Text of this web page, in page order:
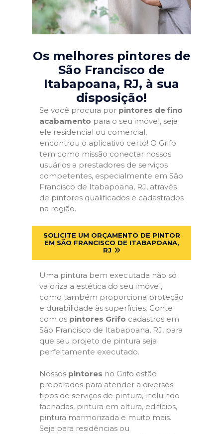
Os melhores pintores de
São Francisco de
Itabapoana, RJ, à sua
disposição!
Se você procura por pintores de fino
acabamento para o seu imóvel, seja
ele residencial ou comercial,
encontrou o aplicativo certo! O Grifo
tem como missão conectar nossos
usuários a prestadores de serviços
competentes, especialmente em São
Francisco de Itabapoana, RJ, através
de pintores qualificados e cadastrados
na região.
SOLICITE UM ORÇAMENTO DE PINTOR
EM SÃO FRANCISCO DE ITABAPOANA,
RJ
Uma pintura bem executada não só
valoriza a estética do seu imóvel,
como também proporciona proteção
e durabilidade às superfícies. Conte
com os pintores Grifo cadastros em
São Francisco de Itabapoana, RJ, para
que seu projeto de pintura seja
perfeitamente executado.
Nossos pintores no Grifo estão
preparados para atender a diversos
tipos de serviços de pintura, incluindo
fachadas, pintura em altura, edifícios,
pintura marmorizada e muito mais.
Seja para residências ou